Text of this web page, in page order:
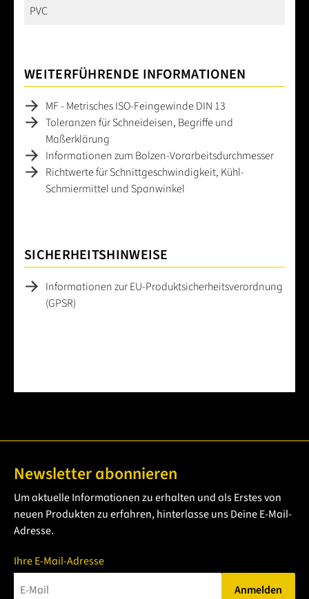
PVC
WEITERFÜHRENDE INFORMATIONEN
MF - Metrisches ISO-Feingewinde DIN 13
Toleranzen für Schneideisen, Begriffe und
Maßerklärung
Informationen zum Bolzen-Vorarbeitsdurchmesser
Richtwerte für Schnittgeschwindigkeit, Kühl-
Schmiermittel und Spanwinkel
SICHERHEITSHINWEISE
Informationen zur EU-Produktsicherheitsverordnung
(GPSR)
Newsletter abonnieren
Um aktuelle Informationen zu erhalten und als Erstes von
neuen Produkten zu erfahren, hinterlasse uns Deine E-Mail-
Adresse.
Ihre E-Mail-Adresse
Anmelden